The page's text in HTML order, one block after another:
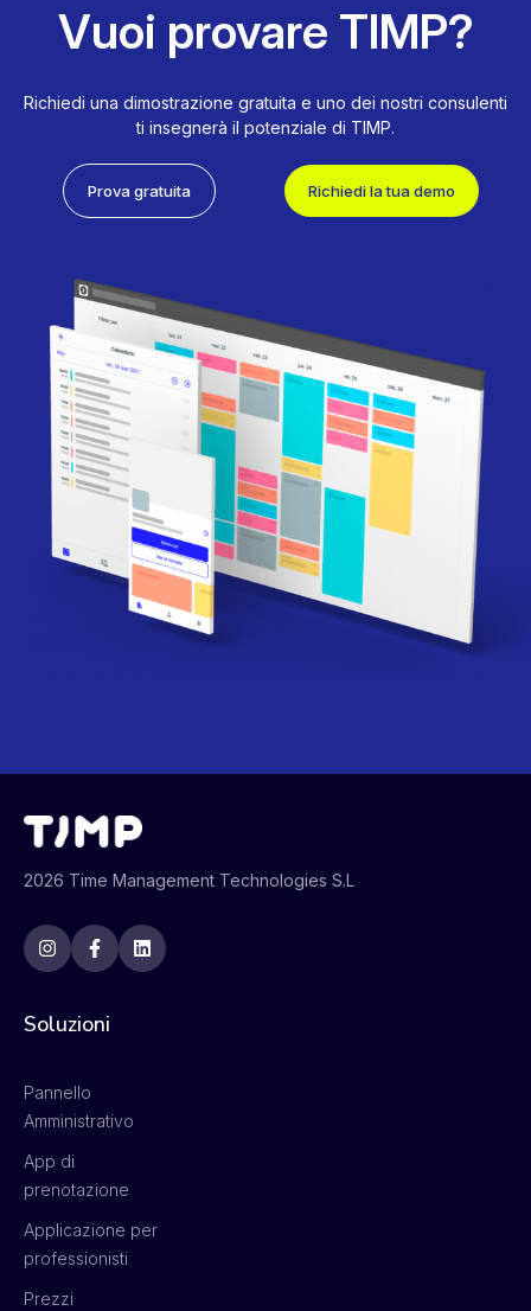
Vuoi provare TIMP?
Richiedi una dimostrazione gratuita e uno dei nostri consulenti
ti insegnerà il potenziale di TIMP.
Prova gratuita Richiedi la tua demo
2026 Time Management Technologies S.L
Soluzioni
Pannello
Amministrativo
App di
prenotazione
Applicazione per
professionisti
Prezzi